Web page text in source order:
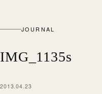
JOURNAL
IMG_1135s
2013.04.23